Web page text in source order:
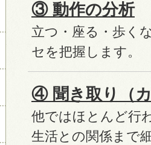
③ 動作の分析
立つ・座る・歩く
セを把握します。
④ 聞き取り（カ
他ではほとんど行
生活との関係まで